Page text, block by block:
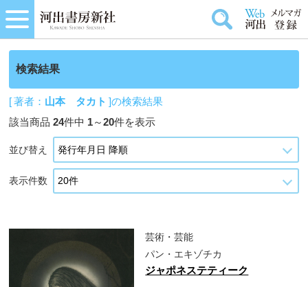
検索結果
[ 著者： 山本 タカト ]の検索結果
該当商品24件中 1～20件を表示
並び替え
表示件数
芸術・芸能
パン・エキゾチカ
ジャポネステティーク